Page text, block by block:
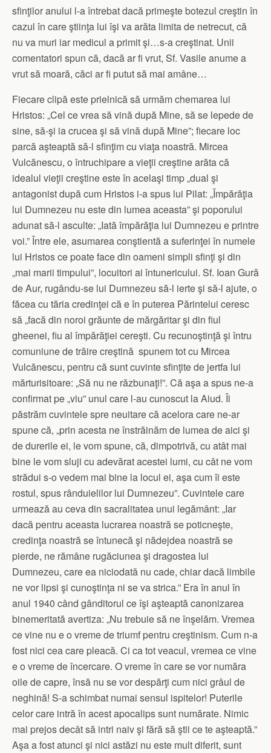
sfinţilor anului l-a întrebat dacă primeşte botezul creştin în
cazul în care ştiinţa lui îşi va arăta limita de netrecut, că
nu va muri iar medicul a primit şi…s-a creştinat. Unii
comentatori spun că, dacă ar fi vrut, Sf. Vasile anume a
vrut să moară, căci ar fi putut să mai amâne…
Fiecare clipă este prielnică să urmăm chemarea lui
Hristos: „Cel ce vrea să vină după Mine, să se lepede de
sine, să-şi ia crucea şi să vină după Mine”; fiecare loc
parcă aşteaptă să-l sfinţim cu viaţa noastră. Mircea
Vulcănescu, o întruchipare a vieţii creştine arăta că
idealul vieţii creştine este în acelaşi timp „dual şi
antagonist după cum Hristos i-a spus lui Pilat: „Împărăţia
lui Dumnezeu nu este din lumea aceasta” şi poporului
adunat să-l asculte: „Iată împărăţia lui Dumnezeu e printre
voi.” Între ele, asumarea conştientă a suferinţei în numele
lui Hristos ce poate face din oameni simpli sfinţi şi din
„mai marii timpului”, locuitori ai întunericului. Sf. Ioan Gură
de Aur, rugându-se lui Dumnezeu să-l ierte şi să-l ajute, o
făcea cu tăria credinţei că e în puterea Părintelui ceresc
să „facă din noroi grăunte de mărgăritar şi din fiul
gheenei, fiu al împărăţiei cereşti. Cu recunoştinţă şi întru
comuniune de trăire creştină spunem tot cu Mircea
Vulcănescu, pentru că sunt cuvinte sfinţite de jertfa lui
mărturisitoare: „Să nu ne răzbunaţi!”. Că aşa a spus ne-a
confirmat pe „viu” unul care l-au cunoscut la Aiud. Îi
păstrăm cuvintele spre neuitare că acelora care ne-ar
spune că, „prin acesta ne înstrăinăm de lumea de aici şi
de durerile ei, le vom spune, că, dimpotrivă, cu atât mai
bine le vom sluji cu adevărat acestei lumi, cu cât ne vom
strădui s-o vedem mai bine la locul ei, aşa cum îi este
rostul, spus rânduielilor lui Dumnezeu”. Cuvintele care
urmează au ceva din sacralitatea unui legământ: „Iar
dacă pentru aceasta lucrarea noastră se poticneşte,
credinţa noastră se întunecă şi nădejdea noastră se
pierde, ne rămâne rugăciunea şi dragostea lui
Dumnezeu, care ea niciodată nu cade, chiar dacă limbile
ne vor lipsi şi cunoştinţa ni se va strica.” Era în anul în
anul 1940 când gânditorul ce îşi aşteaptă canonizarea
binemeritată avertiza: „Nu trebuie să ne înşelăm. Vremea
ce vine nu e o vreme de triumf pentru creştinism. Cum n-a
fost nici cea care pleacă. Ci ca tot veacul, vremea ce vine
e o vreme de încercare. O vreme în care se vor număra
oile de capre, însă nu se vor despărţi cum nici grâul de
neghină! S-a schimbat numai sensul ispitelor! Puterile
celor care intră în acest apocalips sunt numărate. Nimic
mai prejos decât să intri naiv şi fără să ştii ce te aşteaptă.”
Aşa a fost atunci şi nici astăzi nu este mult diferit, sunt